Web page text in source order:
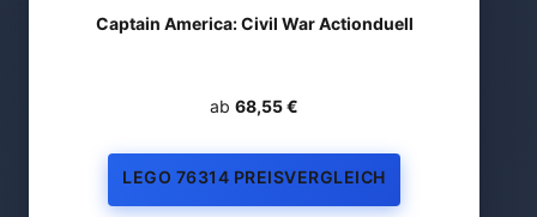
Captain America: Civil War Actionduell
ab 68,55 €
LEGO 76314 PREISVERGLEICH